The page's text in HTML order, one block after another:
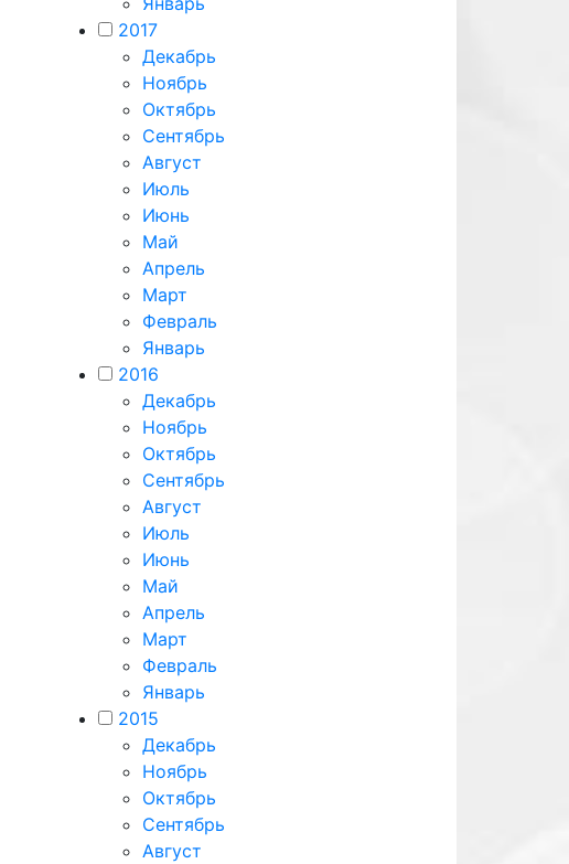
2017
Декабрь
Ноябрь
Октябрь
Сентябрь
Август
Июль
Июнь
Май
Апрель
Март
Февраль
Январь
2016
Декабрь
Ноябрь
Октябрь
Сентябрь
Август
Июль
Июнь
Май
Апрель
Март
Февраль
Январь
2015
Декабрь
Ноябрь
Октябрь
Сентябрь
Август